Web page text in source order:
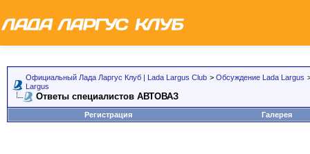
Официальный Лада Ларгус Клуб | Lada Largus Club > Обсуждение Lada Largus
Largus
Ответы специалистов АВТОВАЗ
Регистрация Галерея